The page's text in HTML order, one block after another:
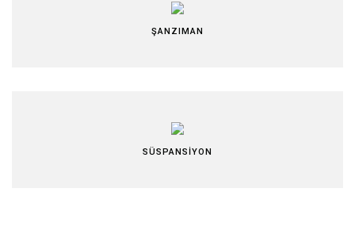
ŞANZIMAN
SÜSPANSİYON